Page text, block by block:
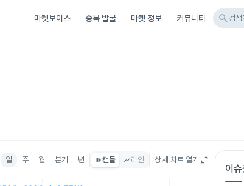
마켓보이스 종목 발굴 마켓 정보 커뮤니티 search 검
일 주 월 분기 년 캔들 라인 상세 차트 열기
이슈